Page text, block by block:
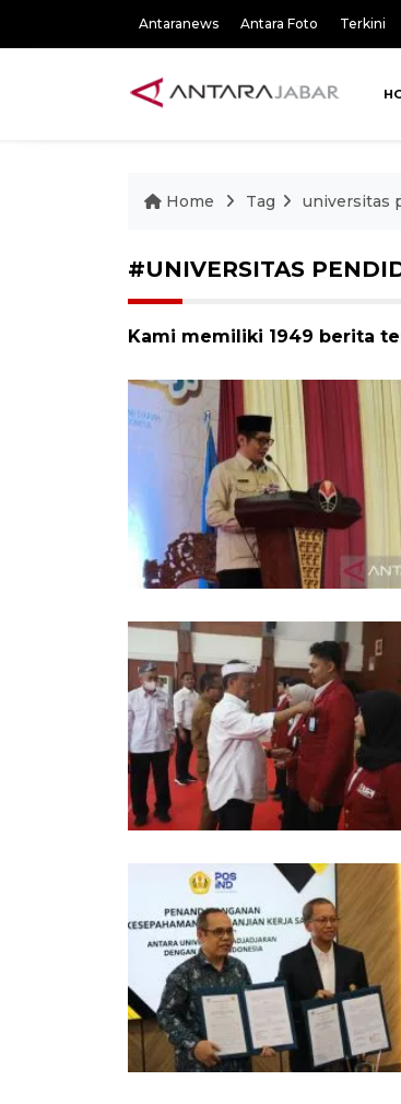
Antaranews Antara Foto Terkini
Home Tag universitas
#UNIVERSITAS
Kami memiliki 1949 berita